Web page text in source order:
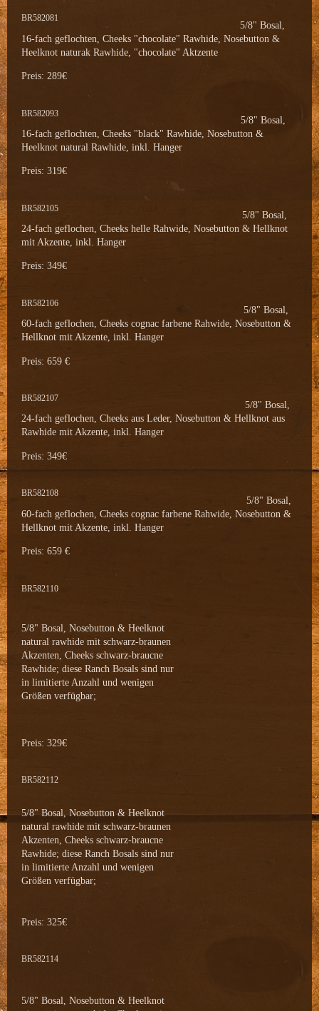
BR582081
5/8" Bosal,
16-fach geflochten, Cheeks "chocolate" Rawhide, Nosebutton &
Heelknot naturak Rawhide, "chocolate" Aktzente
Preis: 289€
BR582093
5/8" Bosal,
16-fach geflochten, Cheeks "black" Rawhide, Nosebutton &
Heelknot natural Rawhide, inkl. Hanger
Preis: 319€
BR582105
5/8" Bosal,
24-fach geflochen, Cheeks helle Rahwide, Nosebutton & Hellknot
mit Akzente, inkl. Hanger
Preis: 349€
BR582106
5/8" Bosal,
60-fach geflochen, Cheeks cognac farbene Rahwide, Nosebutton &
Hellknot mit Akzente, inkl. Hanger
Preis: 659 €
BR582107
5/8" Bosal,
24-fach geflochen, Cheeks aus Leder, Nosebutton & Hellknot aus
Rawhide mit Akzente, inkl. Hanger
Preis: 349€
BR582108
5/8" Bosal,
60-fach geflochen, Cheeks cognac farbene Rahwide, Nosebutton &
Hellknot mit Akzente, inkl. Hanger
Preis: 659 €
BR582110
5/8" Bosal, Nosebutton & Heelknot
natural rawhide mit schwarz-braunen
Akzenten, Cheeks schwarz-braucne
Rawhide; diese Ranch Bosals sind nur
in limitierte Anzahl und wenigen
Größen verfügbar;
Preis: 329€
BR582112
5/8" Bosal, Nosebutton & Heelknot
natural rawhide mit schwarz-braunen
Akzenten, Cheeks schwarz-braucne
Rawhide; diese Ranch Bosals sind nur
in limitierte Anzahl und wenigen
Größen verfügbar;
Preis: 325€
BR582114
5/8" Bosal, Nosebutton & Heelknot